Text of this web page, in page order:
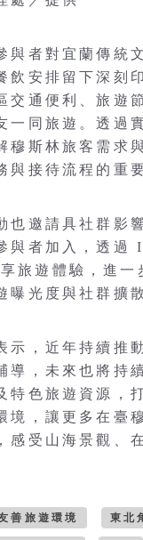
與者對宜蘭傳統
飲安排留下深刻
交通便利、旅遊
一同旅遊。透過
穆斯林旅客需求
與接待流程的重
也邀請具社群影
與者加入，透過
旅遊體驗，進一
曝光度與社群擴
示，近年持續推
導，未來也將持
特色旅遊資源，
境，讓更多在臺
感受山海景觀、
善旅遊環境 東北